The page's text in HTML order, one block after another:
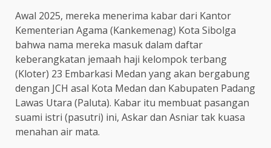
Awal 2025, mereka menerima kabar dari Kantor
Kementerian Agama (Kankemenag) Kota Sibolga
bahwa nama mereka masuk dalam daftar
keberangkatan jemaah haji kelompok terbang
(Kloter) 23 Embarkasi Medan yang akan bergabung
dengan JCH asal Kota Medan dan Kabupaten Padang
Lawas Utara (Paluta). Kabar itu membuat pasangan
suami istri (pasutri) ini, Askar dan Asniar tak kuasa
menahan air mata.